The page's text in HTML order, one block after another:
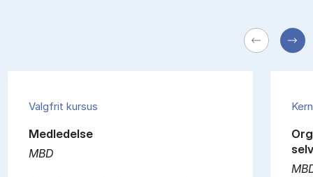
Valgfrit kursus
MBD
Medledelse